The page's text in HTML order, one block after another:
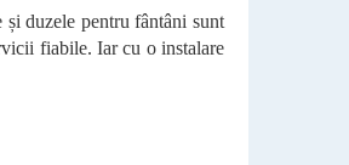
și duzele pentru fântâni sunt
fiabile. Iar cu o instalare